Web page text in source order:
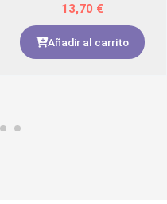
13,70 €
Añadir al carrito